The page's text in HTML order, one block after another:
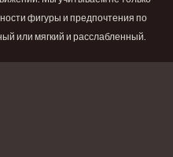
фигуры и предпочтения по
или мягкий и расслабленный.